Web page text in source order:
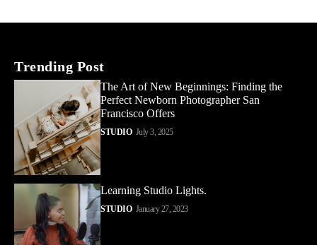
Trending Post
The Art of New Beginnings: Finding the
Perfect Newborn Photographer San
Francisco Offers
STUDIO July 3, 2025
Learning Studio Lights.
STUDIO January 27, 2023